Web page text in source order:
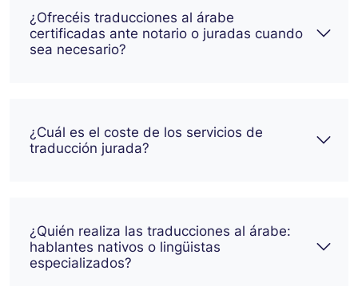
¿Ofrecéis traducciones al árabe
certificadas ante notario o juradas cuando
sea necesario?
¿Cuál es el coste de los servicios de
traducción jurada?
¿Quién realiza las traducciones al árabe:
hablantes nativos o lingüistas
especializados?